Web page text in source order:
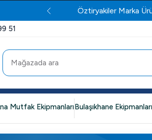
Öztiryakiler Marka
51
Mutfak EkipmanlarıBulaşıkhane Ekipmanları